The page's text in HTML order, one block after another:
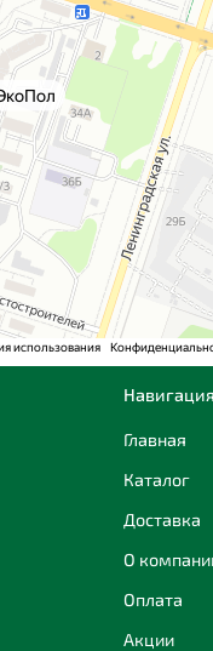
Навигация
Главная
Каталог
Доставка
О
Оплата
Акции